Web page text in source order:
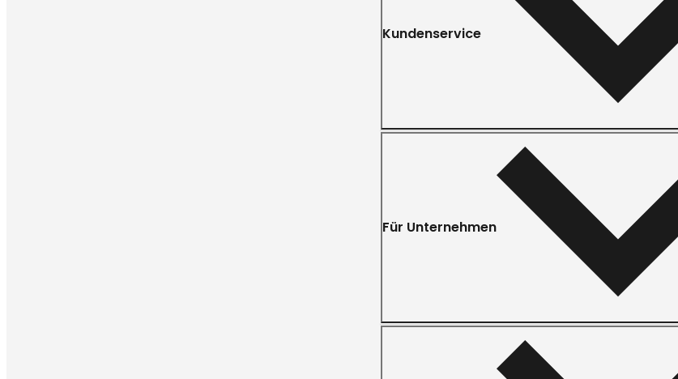
Kundenservice
Für Unternehmen